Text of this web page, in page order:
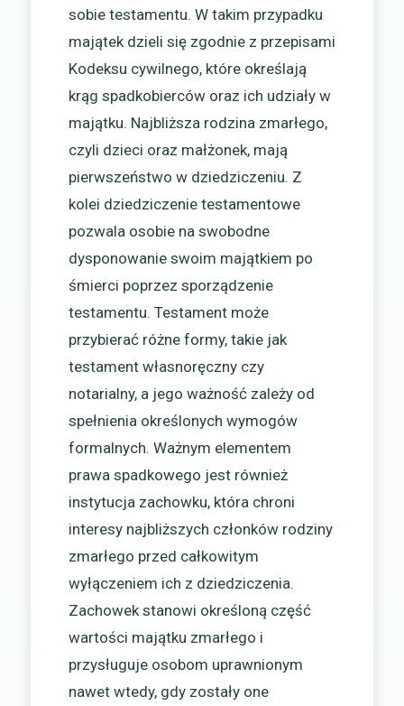
sobie testamentu. W takim przypadku
majątek dzieli się zgodnie z przepisami
Kodeksu cywilnego, które określają
krąg spadkobierców oraz ich udziały w
majątku. Najbliższa rodzina zmarłego,
czyli dzieci oraz małżonek, mają
pierwszeństwo w dziedziczeniu. Z
kolei dziedziczenie testamentowe
pozwala osobie na swobodne
dysponowanie swoim majątkiem po
śmierci poprzez sporządzenie
testamentu. Testament może
przybierać różne formy, takie jak
testament własnoręczny czy
notarialny, a jego ważność zależy od
spełnienia określonych wymogów
formalnych. Ważnym elementem
prawa spadkowego jest również
instytucja zachowku, która chroni
interesy najbliższych członków rodziny
zmarłego przed całkowitym
wyłączeniem ich z dziedziczenia.
Zachowek stanowi określoną część
wartości majątku zmarłego i
przysługuje osobom uprawnionym
nawet wtedy, gdy zostały one